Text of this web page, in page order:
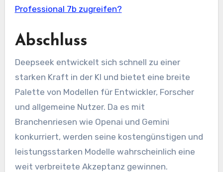
Professional 7b zugreifen?
Abschluss
Deepseek entwickelt sich schnell zu einer
starken Kraft in der KI und bietet eine breite
Palette von Modellen für Entwickler, Forscher
und allgemeine Nutzer. Da es mit
Branchenriesen wie Openai und Gemini
konkurriert, werden seine kostengünstigen und
leistungsstarken Modelle wahrscheinlich eine
weit verbreitete Akzeptanz gewinnen.